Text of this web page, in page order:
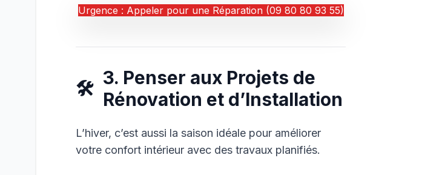
Urgence : Appeler pour une Réparation (09 80 80 93 55)
🛠️ 3. Penser aux Projets de
Rénovation et d’Installation
L’hiver, c’est aussi la saison idéale pour améliorer
votre confort intérieur avec des travaux planifiés.